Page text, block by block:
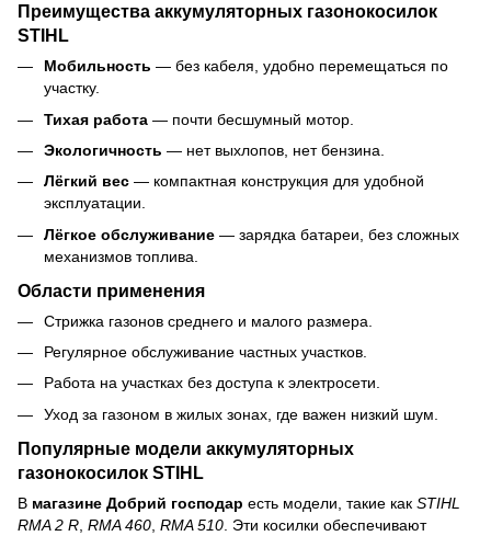
Преимущества аккумуляторных газонокосилок
STIHL
Мобильность — без кабеля, удобно перемещаться по
участку.
Тихая работа — почти бесшумный мотор.
Экологичность — нет выхлопов, нет бензина.
Лёгкий вес — компактная конструкция для удобной
эксплуатации.
Лёгкое обслуживание — зарядка батареи, без сложных
механизмов топлива.
Области применения
Стрижка газонов среднего и малого размера.
Регулярное обслуживание частных участков.
Работа на участках без доступа к электросети.
Уход за газоном в жилых зонах, где важен низкий шум.
Популярные модели аккумуляторных
газонокосилок STIHL
В магазине Добрий господар есть модели, такие как STIHL
RMA 2 R RMA 460 RMA 510 . Эти косилки обеспечивают